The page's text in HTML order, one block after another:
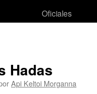
Oficiales
Hadas
Api Keltoi Morganna